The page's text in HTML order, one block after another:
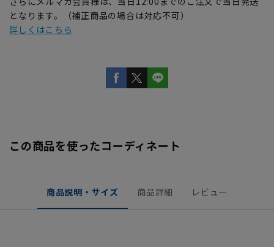
となります。（補正商品の場合は対応不可）
詳しくはこちら
この商品を使ったコーディネート
商品説明・サイズ 商品詳細 レビュー